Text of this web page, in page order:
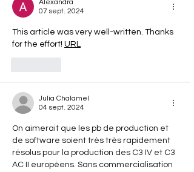
Alexandra
07 sept. 2024
This article was very well-written. Thanks
for the effort! URL
Julia Chalamel
04 sept. 2024
On aimerait que les pb de production et
de software soient très très rapidement
résolus pour la production des C3 IV et C3
AC II européens. Sans commercialisation